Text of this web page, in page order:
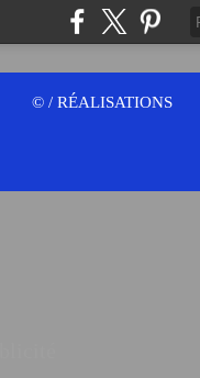
© / RÉALISATIONS